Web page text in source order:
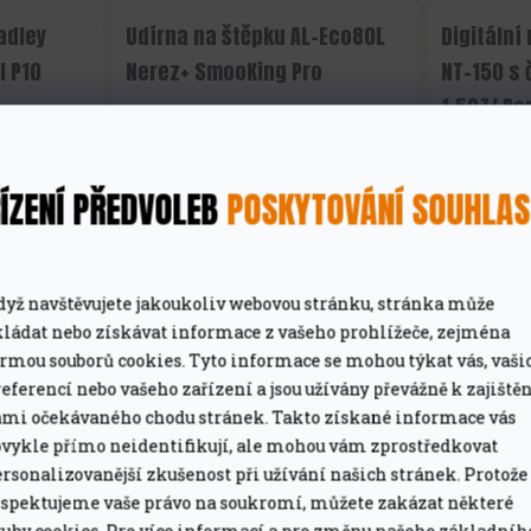
PŘEDVOLEBPOSKYTOVÁNÍ
navštěvujete jakoukoliv webovou stránku, stránka může
nebo získávat informace z vašeho prohlížeče, zejména
souborů cookies. Tyto informace se mohou týkat vás,
nebo vašeho zařízení a jsou užívány převážně k
očekávaného chodu stránek. Takto získané informace vás
přímo neidentifikují, ale mohou vám zprostředkovat
zkušenost při užívání našich stránek. Protože
vaše právo na soukromí, můžete zakázat některé
cestou?
ZÍSKEJTE100 KčNA PRVNÍ NÁKUP
E-MAIL A MY VÁM NA OPLÁTKU POŠLEME
PRVNÍ OBJEDNÁVKU!
lze uplatnit při objednávce nad 2 000 Kč.